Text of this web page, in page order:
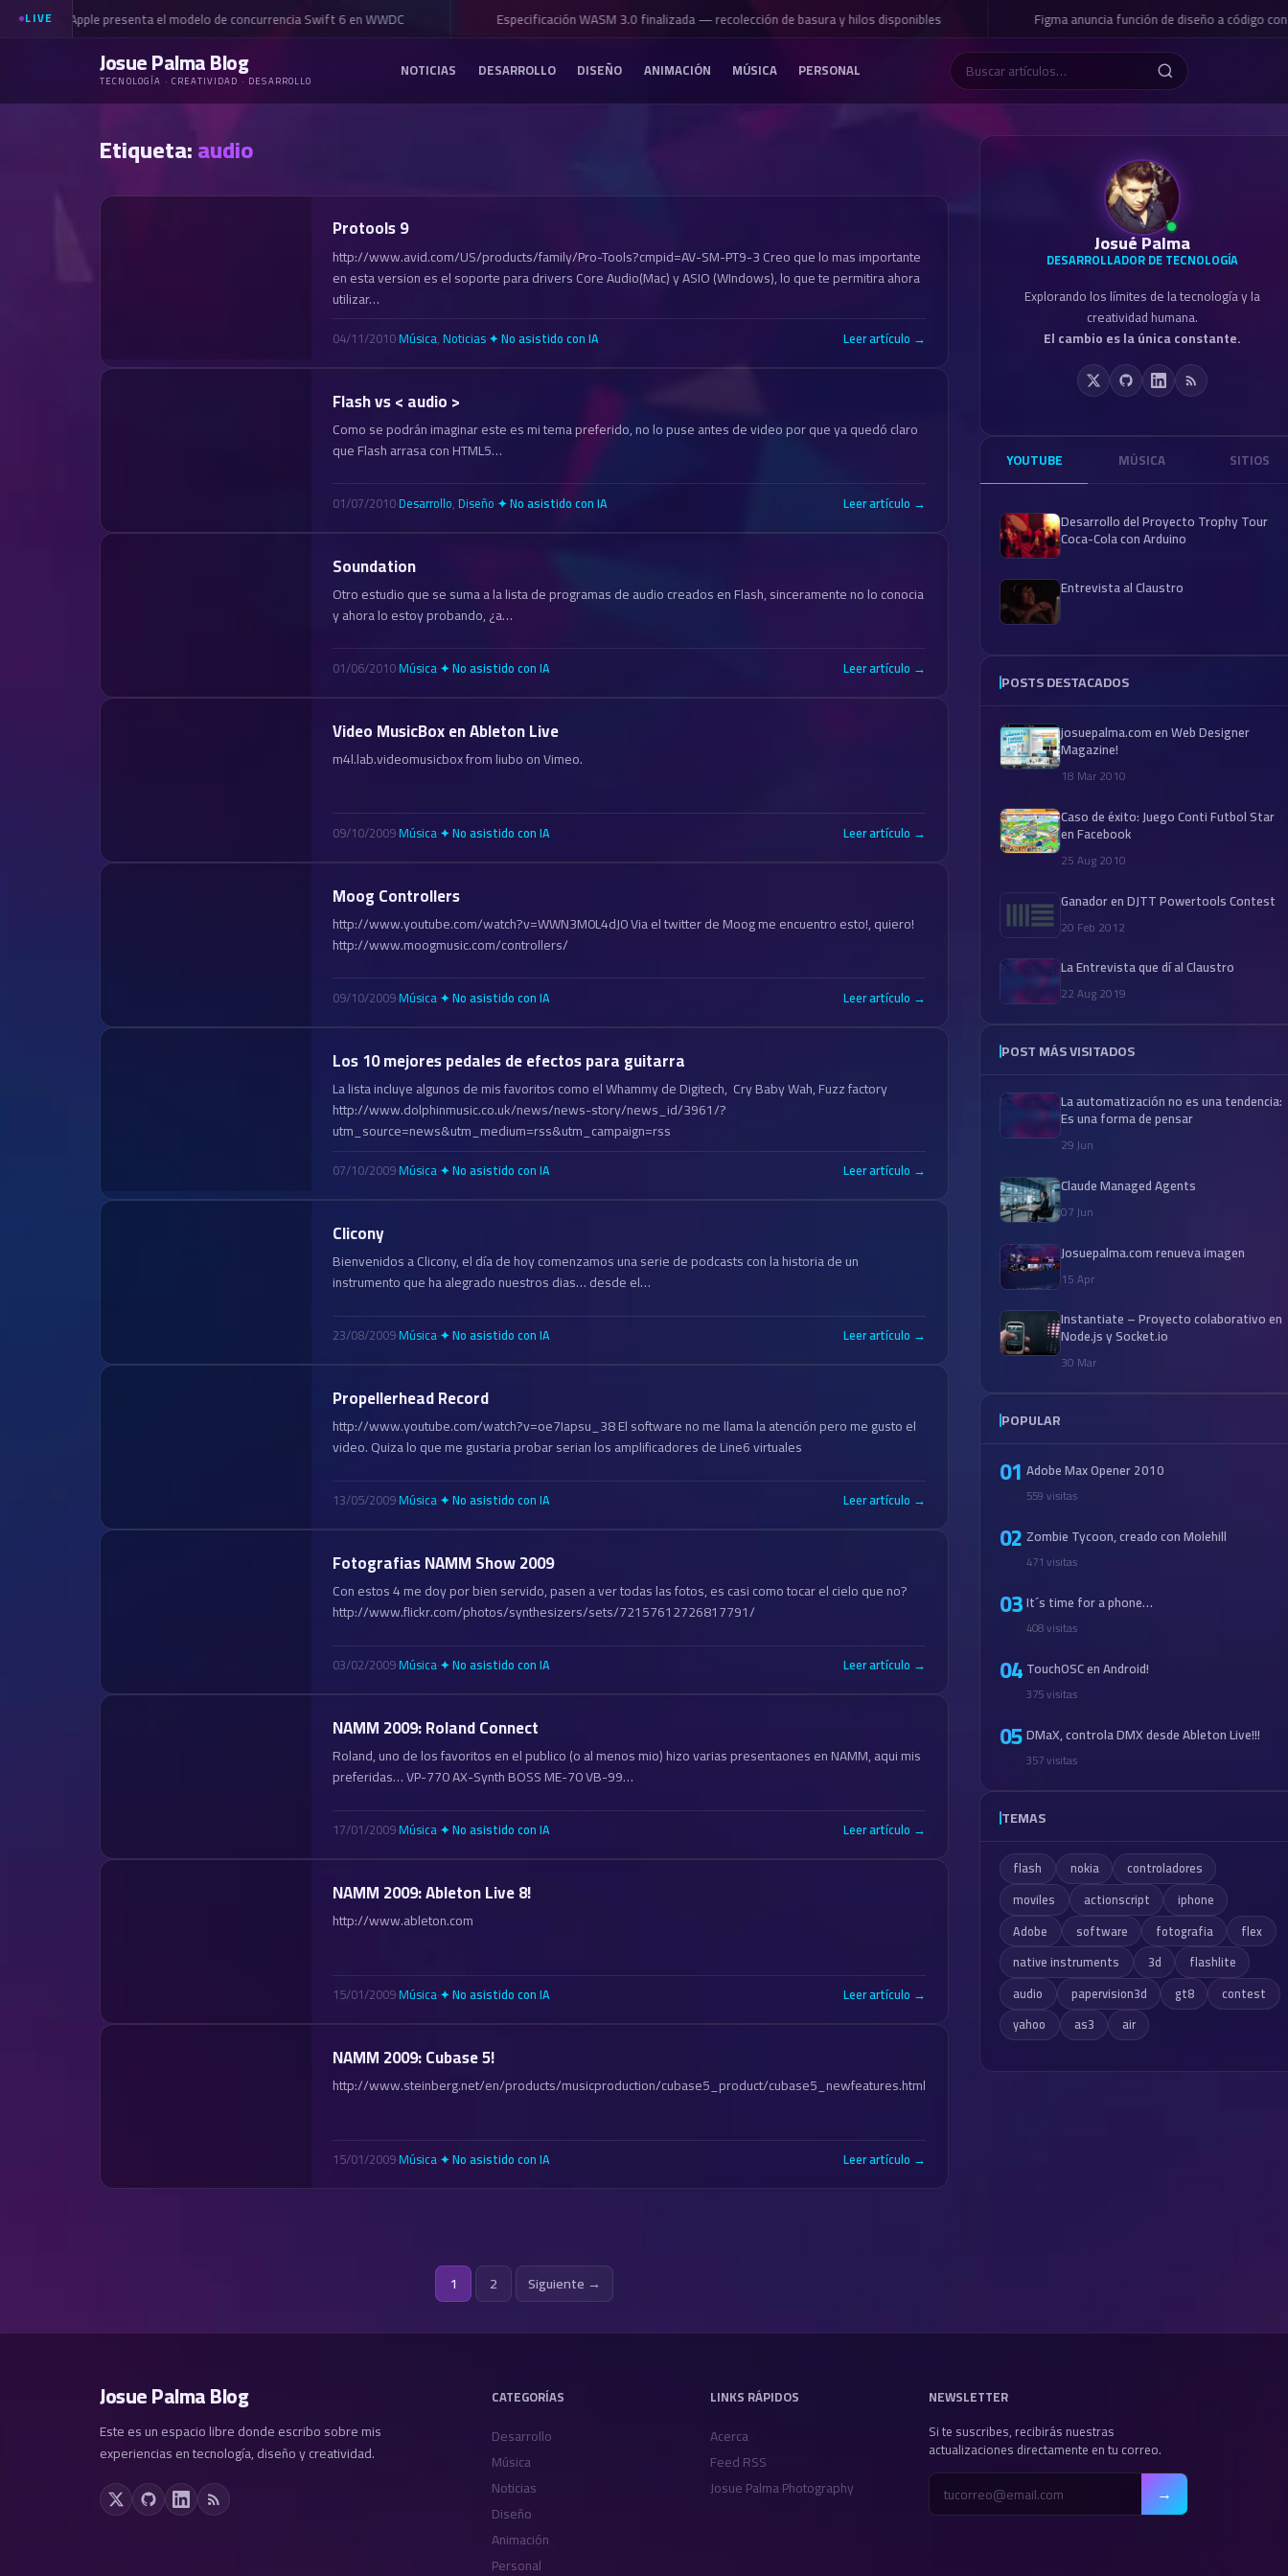
LIVE Apple presenta el modelo de concurrencia Swift 6 en WWDC Especificación WASM 3.0 finalizada — recolección de basura y hilos disponibles Figma anuncia función de diseño a código con
Josue Palma Blog
TECNOLOGÍA · CREATIVIDAD · DESARROLLO NOTICIAS DESARROLLO DISEÑO ANIMACIÓN MÚSICA PERSONAL
Etiqueta:audio
Protools 9
http://www.avid.com/US/products/family/Pro-Tools?cmpid=AV-SM-PT9-3 Creo que lo mas importante
en esta version es el soporte para drivers Core Audio(Mac) y ASIO (WIndows), lo que te permitira ahora
utilizar…
04/11/2010·Música, Noticias·✦ No asistido con IA Leer artículo →
Flash vs < audio >
Como se podrán imaginar este es mi tema preferido, no lo puse antes de video por que ya quedó claro
que Flash arrasa con HTML5…
01/07/2010·Desarrollo, Diseño·✦ No asistido con IA Leer artículo →
Soundation
Otro estudio que se suma a la lista de programas de audio creados en Flash, sinceramente no lo conocia
y ahora lo estoy probando, ¿a…
01/06/2010·Música·✦ No asistido con IA Leer artículo →
Video MusicBox en Ableton Live
m4l.lab.videomusicbox from liubo on Vimeo.
09/10/2009·Música·✦ No asistido con IA Leer artículo →
Moog Controllers
http://www.youtube.com/watch?v=WWN3M0L4dJ0 Via el twitter de Moog me encuentro esto!, quiero!
http://www.moogmusic.com/controllers/
09/10/2009·Música·✦ No asistido con IA Leer artículo →
Los 10 mejores pedales de efectos para guitarra
La lista incluye algunos de mis favoritos como el Whammy de Digitech, Cry Baby Wah, Fuzz factory
http://www.dolphinmusic.co.uk/news/news-story/news_id/3961/?
utm_source=news&utm_medium=rss&utm_campaign=rss
07/10/2009·Música✦ No asistido con IA Leer artículo →
Clicony
Bienvenidos a Clicony, el día de hoy comenzamos una serie de podcasts con la historia de un
instrumento que ha alegrado nuestros dias… desde el…
23/08/2009·Música·✦ No asistido con IA Leer artículo →
Propellerhead Record
http://www.youtube.com/watch?v=oe7Iapsu_38 El software no me llama la atención pero me gusto el
video. Quiza lo que me gustaria probar serian los amplificadores de Line6 virtuales
13/05/2009·Música·✦ No asistido con IA Leer artículo →
Fotografias NAMM Show 2009
Con estos 4 me doy por bien servido, pasen a ver todas las fotos, es casi como tocar el cielo que no?
http://www.flickr.com/photos/synthesizers/sets/72157612726817791/
03/02/2009·Música·✦ No asistido con IA Leer artículo →
NAMM 2009: Roland Connect
Roland, uno de los favoritos en el publico (o al menos mio) hizo varias presentaones en NAMM, aqui mis
preferidas… VP-770 AX-Synth BOSS ME-70 VB-99…
17/01/2009·Música·✦ No asistido con IA Leer artículo →
NAMM 2009: Ableton Live 8!
http://www.ableton.com
15/01/2009·Música·✦ No asistido con IA Leer artículo →
NAMM 2009: Cubase 5!
http://www.steinberg.net/en/products/musicproduction/cubase5_product/cubase5_newfeatures.html
15/01/2009·Música·✦ No asistido con IA Leer artículo →
Posts
pagination
1 2 Siguiente →
Josué Palma
DESARROLLADOR DE TECNOLOGÍA
Explorando los límites de la tecnología y la
creatividad humana.
El cambio es la única constante.
YOUTUBE MÚSICA SITIOS
Desarrollo del Proyecto Trophy Tour
Coca-Cola con Arduino
Entrevista al Claustro
POSTS DESTACADOS
josuepalma.com en Web Designer
Magazine!
18 Mar 2010
Caso de éxito: Juego Conti Futbol Star
en Facebook
25 Aug 2010
Ganador en DJTT Powertools Contest
20 Feb 2012
La Entrevista que dí al Claustro
22 Aug 2019
POST MÁS VISITADOS
La automatización no es una tendencia:
Es una forma de pensar
29 Jun
Claude Managed Agents
07 Jun
Josuepalma.com renueva imagen
15 Apr
Instantiate – Proyecto colaborativo en
Node.js y Socket.io
30 Mar
POPULAR
01 Adobe Max Opener 2010
559 visitas
02Zombie Tycoon, creado con Molehill
471 visitas
03It´s time for a phone…
408 visitas
04 TouchOSC en Android!
375 visitas
05DMaX, controla DMX desde Ableton Live!!!
357 visitas
TEMAS
flash nokia
controladores
moviles
actionscript
iphone
Adobe
software fotografia
flex
native instruments
3d
flashlite
audio
papervision3d gt8
contest
yahoo
as3 air
Josue Palma Blog
Este es un espacio libre donde escribo sobre mis
experiencias en tecnología, diseño y creatividad.
CATEGORÍAS
Desarrollo
Música
Noticias
Diseño
Animación
Personal
LINKS RÁPIDOS
Acerca
Feed RSS
Josue Palma Photography
NEWSLETTER
Si te suscribes, recibirás nuestras
actualizaciones directamente en tu correo.
→